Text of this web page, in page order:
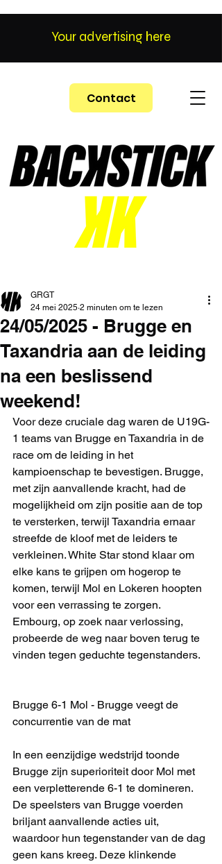
Contact
Your advertising here
24/05/2025 - Brugge en
Taxandria aan de leiding
na een beslissend
weekend!
GRGT
24 mei 2025 2 minuten om te lezen
Voor deze cruciale dag waren de U19G-
1 teams van Brugge en Taxandria in de
race om de leiding in het
kampioenschap te bevestigen. Brugge,
met zijn aanvallende kracht, had de
mogelijkheid om zijn positie aan de top
te versterken, terwijl Taxandria ernaar
streefde de kloof met de leiders te
verkleinen. White Star stond klaar om
elke kans te grijpen om hogerop te
komen, terwijl Mol en Lokeren hoopten
voor een verrassing te zorgen.
Embourg, op zoek naar verlossing,
probeerde de weg naar boven terug te
vinden tegen geduchte tegenstanders.
Brugge 6-1 Mol - Brugge veegt de
concurrentie van de mat
In een eenzijdige wedstrijd toonde
Brugge zijn superioriteit door Mol met
een verpletterende 6-1 te domineren.
De speelsters van Brugge voerden
briljant aanvallende acties uit,
waardoor hun tegenstander van de dag
geen kans kreeg. Deze klinkende